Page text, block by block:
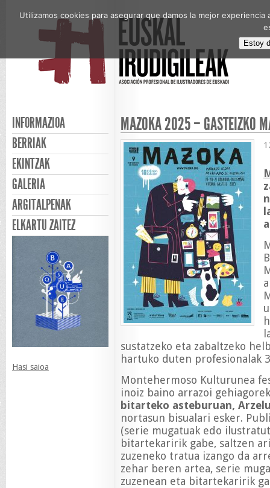
INFORMAZIOA
BERRIAK
EKINTZAK
GALERIA
ARGITALPENAK
ELKARTU ZAITEZ
Hasi saioa
MAZOKA 2025 – GASTEIZKO
sustatzeko eta zabaltzeko
hartuko duten profesionalak
Montehermoso Kulturunea
inoiz baino arrazoi
bitarteko asteburuan,
nortasun bisualari esker.
(serie mugatuak edo
bitartekaririk gabe, saltzen
zuzeneko tratua izango da
zehar beren artea, serie
zuzenean eta bitartekaririk
Utilizamos cookies para asegurar que damos la mejor
Estoy